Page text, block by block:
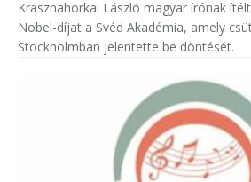
Krasznahorkai László magyar írónak
Nobel-díjat a Svéd Akadémia, amely
Stockholmban jelentette be döntését.